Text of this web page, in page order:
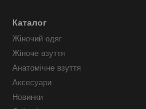
Каталог
Жіночий одяг
Жіноче взуття
Анатомічне взуття
Аксесуари
Новинки